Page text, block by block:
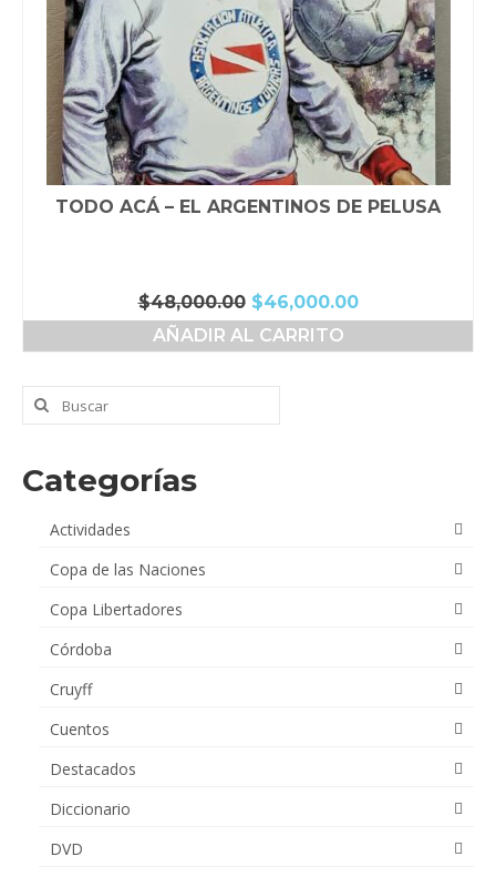
TODO ACÁ – EL ARGENTINOS DE PELUSA
$48,000.00 El
precio
original
$48,000.00.
$46,000.00El
precio
AÑADIR AL CARRITO
Buscar
por:
Categorías
Actividades
Copa de las Naciones
Copa Libertadores
Córdoba
Cruyff
Cuentos
Destacados
Diccionario
DVD